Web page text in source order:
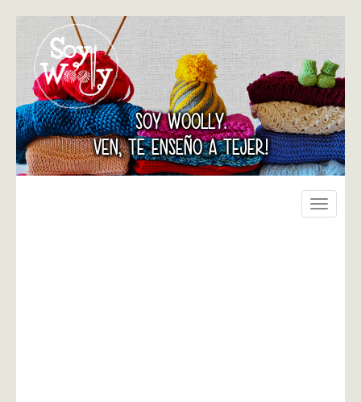
SOY WOOLLY.
VEN, TE ENSEÑO A TEJER!
Toggle